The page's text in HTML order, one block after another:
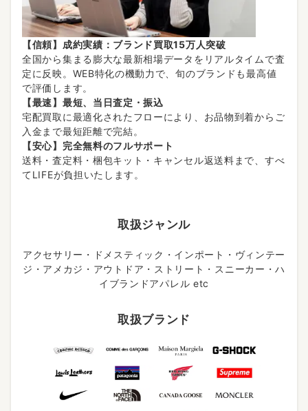
【信頼】成約実績：ブランド買取15万人突破
全国から集まる膨大な最新相場データをリアルタイムで査
定に反映。WEB特化の機動力で、旬のブランドも最高値
で評価します。
【最速】最短、当日査定・振込
宅配買取に最適化されたフローにより、お品物到着からご
入金まで最短距離で完結。
【安心】完全無料のフルサポート
送料・査定料・梱包キット・キャンセル返送料まで、すべ
てLIFEが負担いたします。
取扱ジャンル
アクセサリー・ドメスティック・インポート・ヴィンテー
ジ・アメカジ・アウトドア・ストリート・スニーカー・ハ
イブランドアパレル etc
取扱ブランド